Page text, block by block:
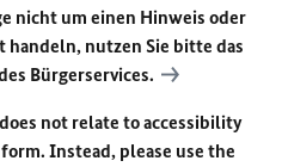
nicht um einen Hinweis oder
handeln, nutzen Sie bitte das
Bürgerservices.
not relate to accessibility
Instead, please use the